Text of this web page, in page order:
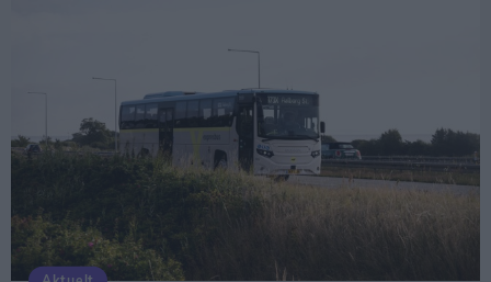
vores store digter (H.C. Andersen). Jeg er tilbøjelig
til at give ham ret, slutter Ulrik Elmkvist Eriksen.